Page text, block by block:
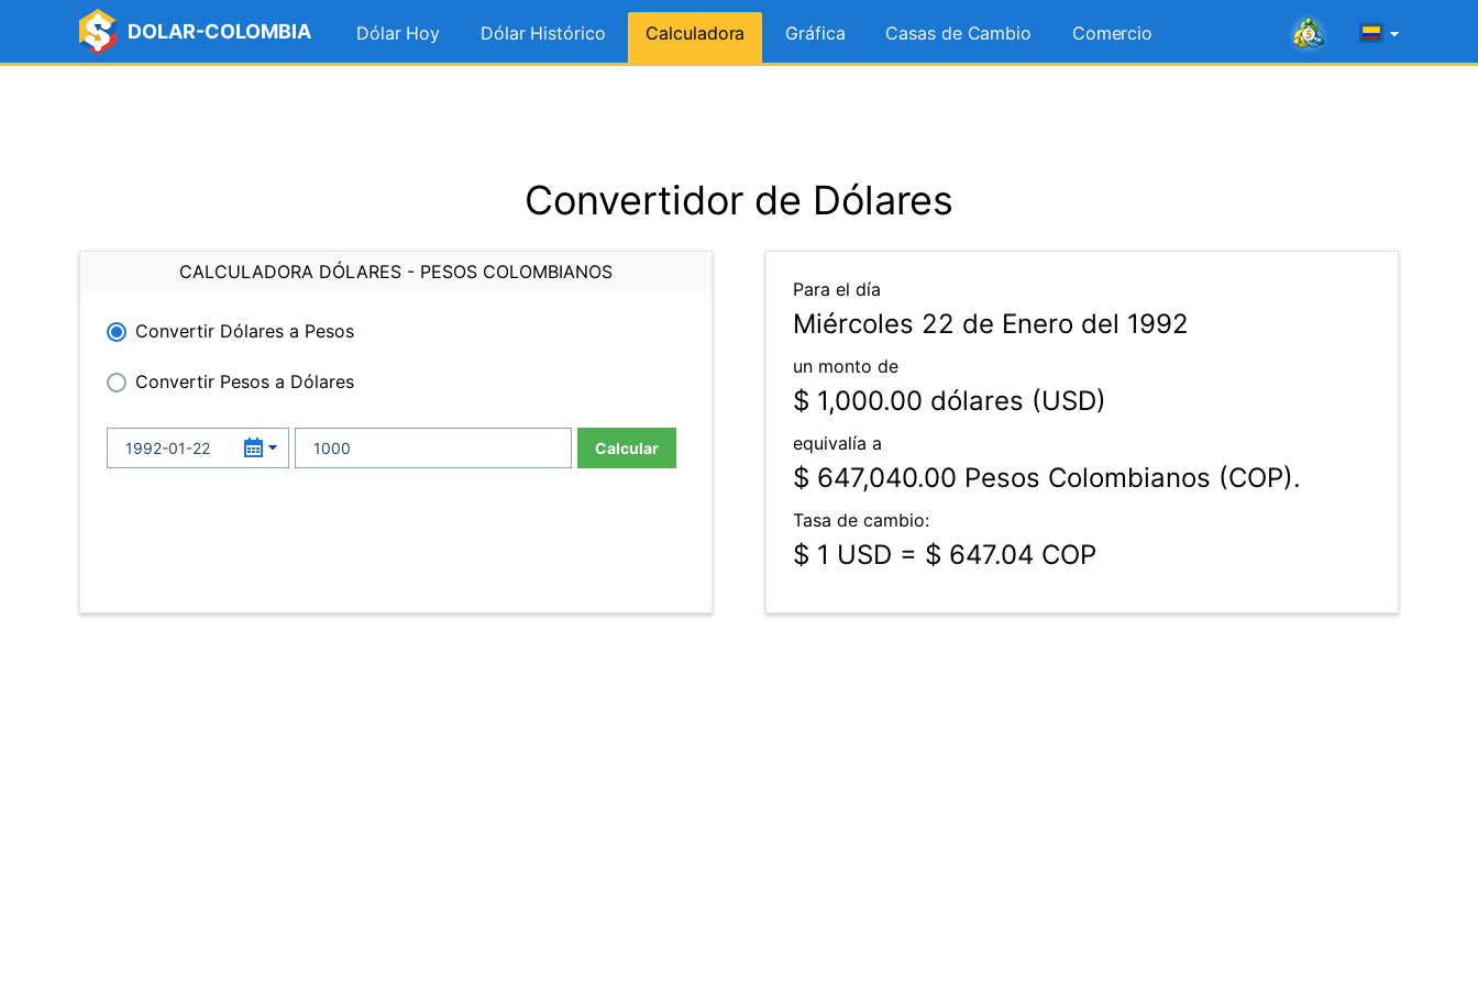
DOLAR-COLOMBIA Dólar Hoy Dólar Histórico Calculadora Gráfica Casas de Cambio Comercio
Convertidor de Dólares
CALCULADORA DÓLARES - PESOS COLOMBIANOS
Convertir Dólares a Pesos
Convertir Pesos a Dólares
Calcular
Para el día
Miércoles 22 de Enero del 1992
un monto de
$ 1,000.00 dólares (USD)
equivalía a
$ 647,040.00 Pesos Colombianos (COP).
Tasa de cambio:
$ 1 USD = $ 647.04 COP